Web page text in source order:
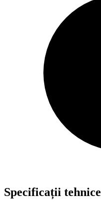
Specificații tehnice